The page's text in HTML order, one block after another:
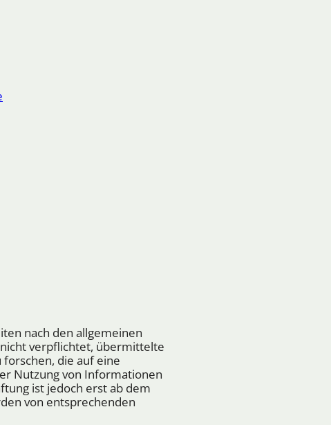
nach den allgemeinen
verpflichtet, übermittelte
die auf eine
Nutzung von Informationen
ist jedoch erst ab dem
von entsprechenden